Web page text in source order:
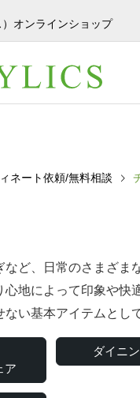
オンラインショップ
ネート依頼/無料相談
ど、日常のさまざま
心地によって印象や快
い基本アイテムとし
ア
ダイニ